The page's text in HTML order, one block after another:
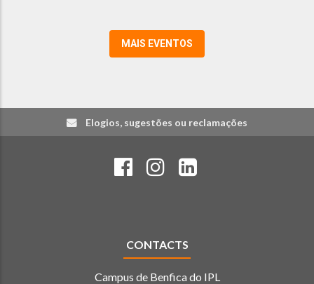
MAIS EVENTOS
Elogios, sugestões ou reclamações
CONTACTS
Campus de Benfica do IPL